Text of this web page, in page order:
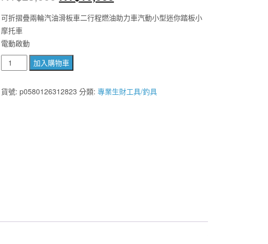
始
格：
NT$23,000。
前
可折摺疊兩輪汽油滑板車二行程燃油助力車汽動小型迷你踏板小
摩托車
電動啟動
級
釣
魚
加入購物車
貨號: p0580126312823 分類: 專業生財工具/釣具